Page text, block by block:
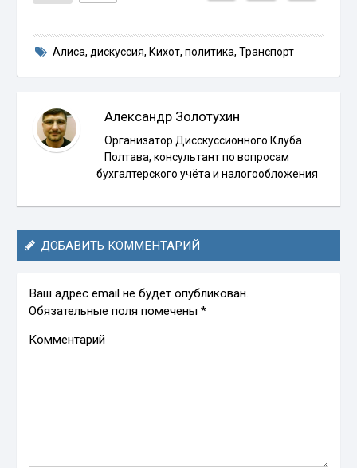
Алиса, дискуссия, Кихот, политика, Транспорт
Александр Золотухин
Организатор Дисскуссионного Клуба
Полтава, консультант по вопросам
бухгалтерского учёта и налогообложения
ДОБАВИТЬ КОММЕНТАРИЙ
Ваш адрес email не будет опубликован.
Обязательные поля помечены*
Комментарий